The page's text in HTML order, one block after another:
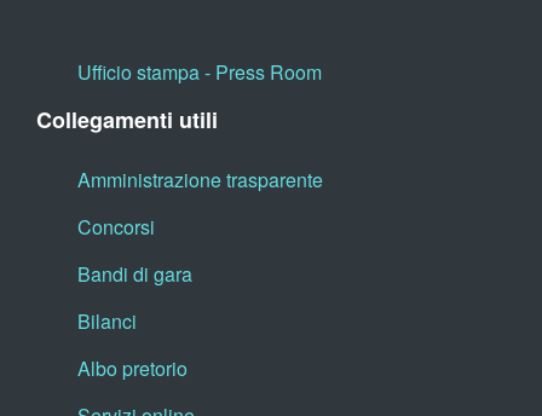
Ufficio stampa - Press Room
Collegamenti utili
Amministrazione trasparente
Concorsi
Bandi di gara
Bilanci
Albo pretorio